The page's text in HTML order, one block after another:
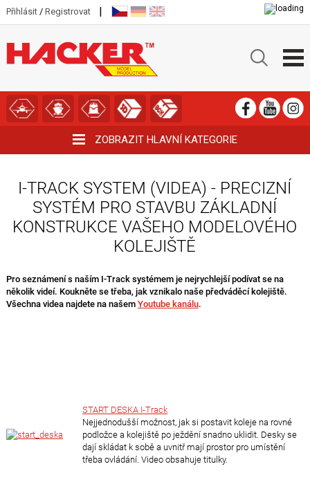
Přihlásit / Registrovat |
ZOBRAZIT HLAVNÍ KATEGORIE
I-TRACK SYSTEM (VIDEA) - PRECIZNÍ
SYSTÉM PRO STAVBU ZÁKLADNÍ
KONSTRUKCE VAŠEHO MODELOVÉHO
KOLEJIŠTĚ
Pro seznámení s naším I-Track systémem je nejrychlejší podívat se na
několik videí. Koukněte se třeba, jak vznikalo naše předváděcí kolejiště.
Všechna videa najdete na našem Youtube kanálu.
START DESKA I-Track
Nejjednodušší možnost, jak si postavit koleje na rovné
podložce a kolejiště po ježdění snadno uklidit. Desky se
dají skládat k sobě a uvnitř mají prostor pro umístění
třeba ovládání. Video obsahuje titulky.